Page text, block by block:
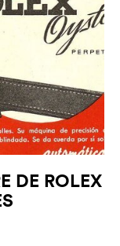
DE ROLEX